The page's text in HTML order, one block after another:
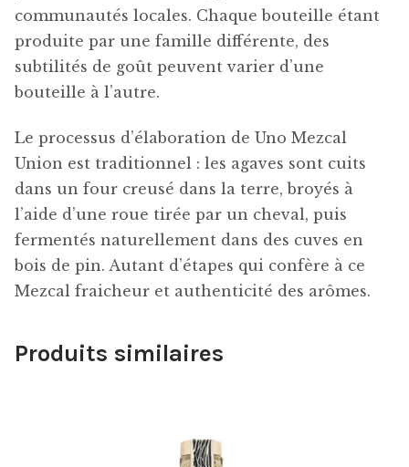
communautés locales. Chaque bouteille étant
produite par une famille différente, des
subtilités de goût peuvent varier d’une
bouteille à l’autre.
Le processus d’élaboration de Uno Mezcal
Union est traditionnel : les agaves sont cuits
dans un four creusé dans la terre, broyés à
l’aide d’une roue tirée par un cheval, puis
fermentés naturellement dans des cuves en
bois de pin. Autant d’étapes qui confère à ce
Mezcal fraicheur et authenticité des arômes.
Produits similaires